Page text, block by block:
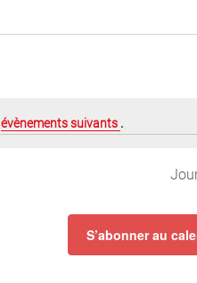
évènements suivants .
S’abonner au